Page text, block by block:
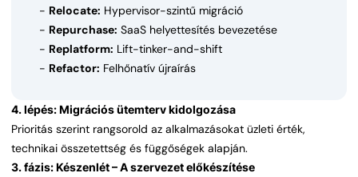
- Relocate: Hypervisor-szintű migráció
- Repurchase: SaaS helyettesítés bevezetése
- Replatform: Lift-tinker-and-shift
- Refactor: Felhőnatív újraírás
4. lépés: Migrációs ütemterv kidolgozása
Prioritás szerint rangsorold az alkalmazásokat üzleti érték,
technikai összetettség és függőségek alapján.
3. fázis: Készenlét – A szervezet előkészítése